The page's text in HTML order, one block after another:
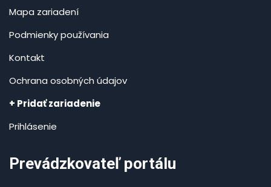
Mapa zariadení
Podmienky používania
Kontakt
Ochrana osobných údajov
+ Pridať zariadenie
Prihlásenie
Prevádzkovateľ portálu